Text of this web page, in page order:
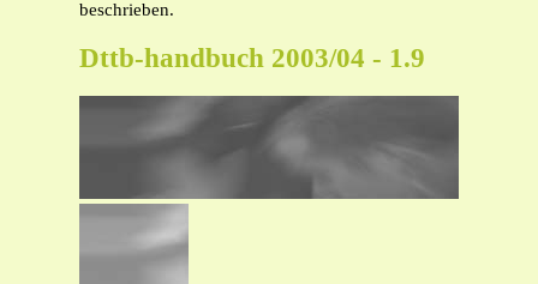
beschrieben.
Dttb-handbuch 2003/04 - 1.9